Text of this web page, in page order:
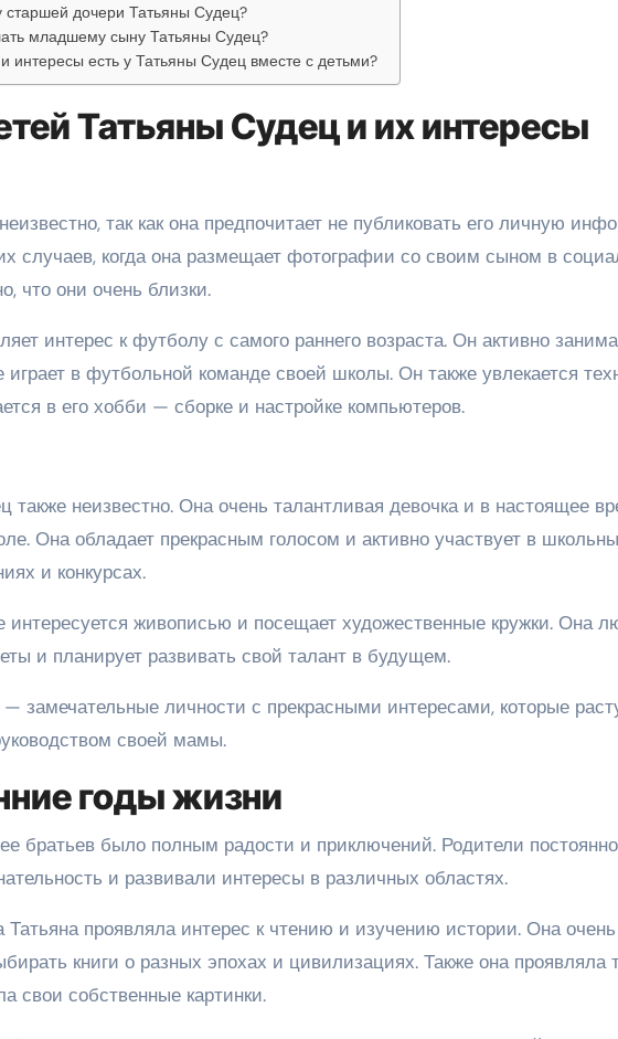
старшей дочери Татьяны Судец?
младшему сыну Татьяны Судец?
интересы есть у Татьяны Судец вместе с детьми?
Татьяны Судец и их интересы
так как она предпочитает не публиковать его личную
случаев, когда она размещает фотографии со своим сыном в
что они очень близки.
интерес к футболу с самого раннего возраста. Он активно
в футбольной команде своей школы. Он также увлекается
в его хобби — сборке и настройке компьютеров.
неизвестно. Она очень талантливая девочка и в настоящее
Она обладает прекрасным голосом и активно участвует в
и конкурсах.
интересуется живописью и посещает художественные кружки. Она
и планирует развивать свой талант в будущем.
замечательные личности с прекрасными интересами, которые
своей мамы.
годы жизни
братьев было полным радости и приключений. Родители постоянно
и развивали интересы в различных областях.
Татьяна проявляла интерес к чтению и изучению истории. Она
книги о разных эпохах и цивилизациях. Также она проявляла
свои собственные картинки.